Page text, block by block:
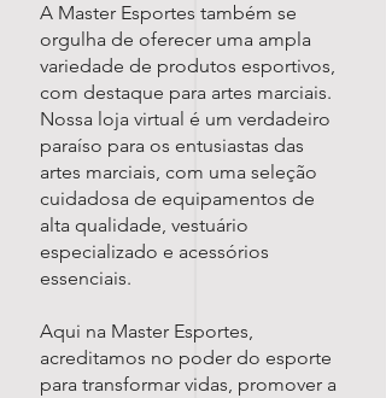
A Master Esportes também se
orgulha de oferecer uma ampla
variedade de produtos esportivos,
com destaque para artes marciais.
Nossa loja virtual é um verdadeiro
paraíso para os entusiastas das
artes marciais, com uma seleção
cuidadosa de equipamentos de
alta qualidade, vestuário
especializado e acessórios
essenciais.
Aqui na Master Esportes,
acreditamos no poder do esporte
para transformar vidas, promover a